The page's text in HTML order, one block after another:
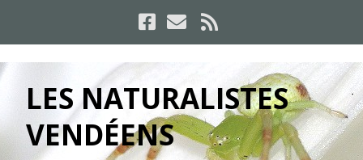
LES NATURALISTES
VENDÉENS